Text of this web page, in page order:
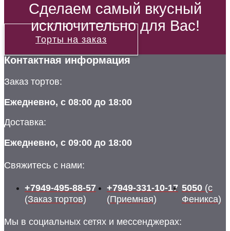
Сделаем самый вкусный
исключительно для Вас!
Торты на заказ
Контактная информация
Заказ тортов:
Ежедневно, с 08:00 до 18:00
Доставка:
Ежедневно, с 09:00 до 18:00
Свяжитесь с нами:
+7949-495-88-57
(Заказ тортов)
+7949-331-10-17
(Приемная)
5050 (с
Феникса)
Мы в социальных сетях и мессенджерах: